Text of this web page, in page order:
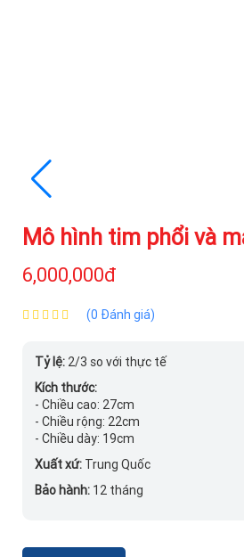
Mô hình tim phổi và
6,000,000đ
(0 Đánh giá)
Tỷ lệ: 2/3 so với thực tế
Kích thước:
- Chiều cao: 27cm
- Chiều rộng: 22cm
- Chiều dày: 19cm
Xuất xứ: Trung Quốc
Bảo hành: 12 tháng